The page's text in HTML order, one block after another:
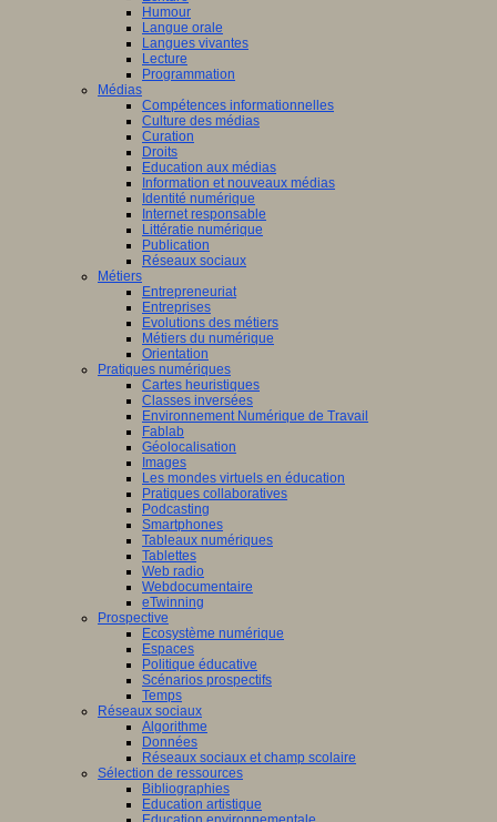
Humour
Langue orale
Langues vivantes
Lecture
Programmation
Médias
Compétences informationnelles
Culture des médias
Curation
Droits
Education aux médias
Information et nouveaux médias
Identité numérique
Internet responsable
Littératie numérique
Publication
Réseaux sociaux
Métiers
Entrepreneuriat
Entreprises
Evolutions des métiers
Métiers du numérique
Orientation
Pratiques numériques
Cartes heuristiques
Classes inversées
Environnement Numérique de Travail
Fablab
Géolocalisation
Images
Les mondes virtuels en éducation
Pratiques collaboratives
Podcasting
Smartphones
Tableaux numériques
Tablettes
Web radio
Webdocumentaire
eTwinning
Prospective
Ecosystème numérique
Espaces
Politique éducative
Scénarios prospectifs
Temps
Réseaux sociaux
Algorithme
Données
Réseaux sociaux et champ scolaire
Sélection de ressources
Bibliographies
Education artistique